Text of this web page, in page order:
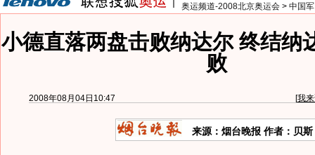
奥运频道-2008北京奥运会 > 中国
小德直落两盘击败纳达尔 终结纳
败
2008年08月04日10:47 [我
来源：烟台晚报 作者：贝斯